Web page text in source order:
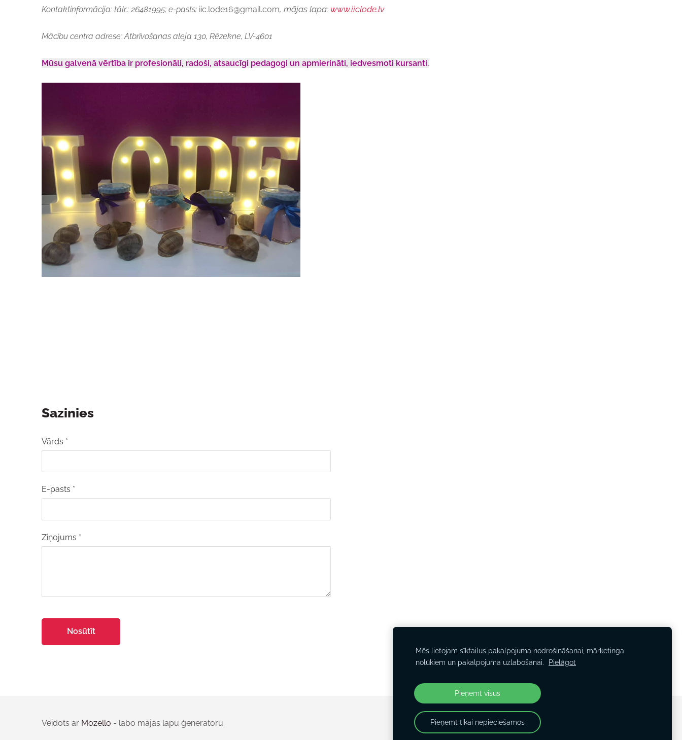
Kontaktinformācija: tālr.: 26481995; e-pasts: iic.lode16@gmail.com, mājas lapa: www.iiclode.lv
Mācību centra adrese: Atbrīvošanas aleja 130, Rēzekne, LV-4601
Mūsu galvenā vērtība ir profesionāli, radoši, atsaucīgi pedagogi un apmierināti, iedvesmoti kursanti.
Sazinies
Vārds *
E-pasts *
Ziņojums *
Veidots ar Mozello - labo mājas lapu ģeneratoru.
Mēs lietojam sīkfailus pakalpojuma nodrošināšanai, mārketinga
nolūkiem un pakalpojuma uzlabošanai.
Pielāgot
Pieņemt visus
Pieņemt tikai nepieciešamos